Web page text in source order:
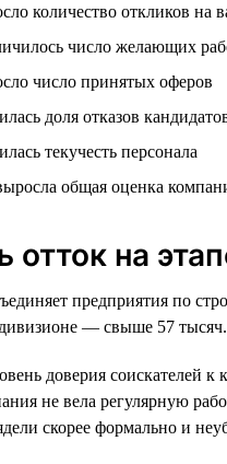
количество откликов на
число желающих
число принятых оферов
доля отказов
текучесть персонала
общая оценка
отток на
предприятия по
— свыше 57 тысяч.
доверия соискателей
не вела регулярную
скорее формально и